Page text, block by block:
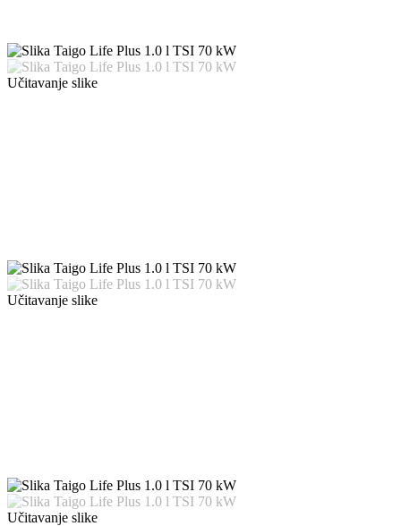
Učitavanje slike
Učitavanje slike
Učitavanje slike